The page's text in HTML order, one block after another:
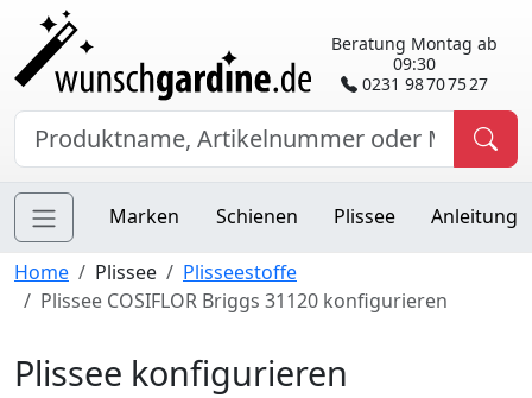
Beratung Montag ab
09:30
0231 98 70 75 27
Marken Schienen Plissee Anleitung
Home Plissee
Plisseestoffe
Plissee COSIFLOR Briggs 31120 konfigurieren
Plissee konfigurieren